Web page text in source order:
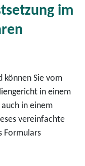
im
können Sie vom
in einem
in einem
vereinfachte
Formulars